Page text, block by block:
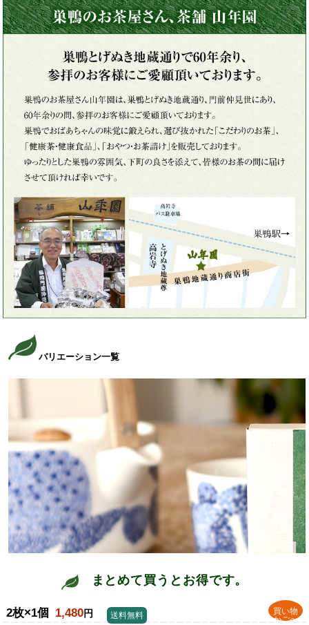
まとめて買うとお得です。
2枚×1個 1,480円
買い物
かごへ
送料無料